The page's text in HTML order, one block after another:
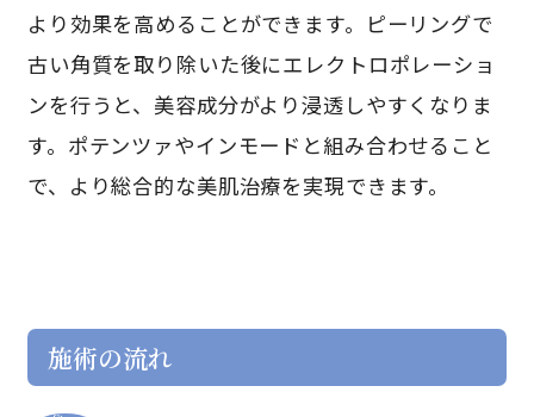
より効果を高めることができます。ピーリングで
古い角質を取り除いた後にエレクトロポレーショ
ンを行うと、美容成分がより浸透しやすくなりま
す。ポテンツァやインモードと組み合わせること
で、より総合的な美肌治療を実現できます。
施術の流れ